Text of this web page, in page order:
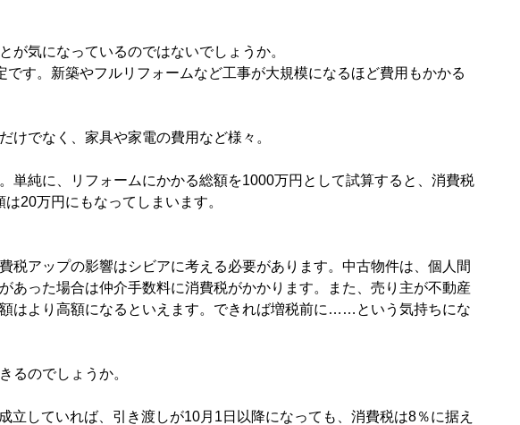
が気になっているのではないでしょうか。
す。新築やフルリフォームなど工事が大規模になるほど費用もかかる
けでなく、家具や家電の費用など様々。
単純に、リフォームにかかる総額を1000万円として試算すると、消費税
20万円にもなってしまいます。
アップの影響はシビアに考える必要があります。中古物件は、個人間
あった場合は仲介手数料に消費税がかかります。また、売り主が不動産
はより高額になるといえます。できれば増税前に……という気持ちにな
るのでしょうか。
していれば、引き渡しが10月1日以降になっても、消費税は8％に据え